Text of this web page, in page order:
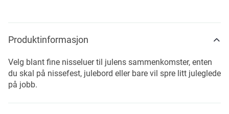
Produktinformasjon
Velg blant fine nisseluer til julens sammenkomster, enten
du skal på nissefest, julebord eller bare vil spre litt juleglede
på jobb.